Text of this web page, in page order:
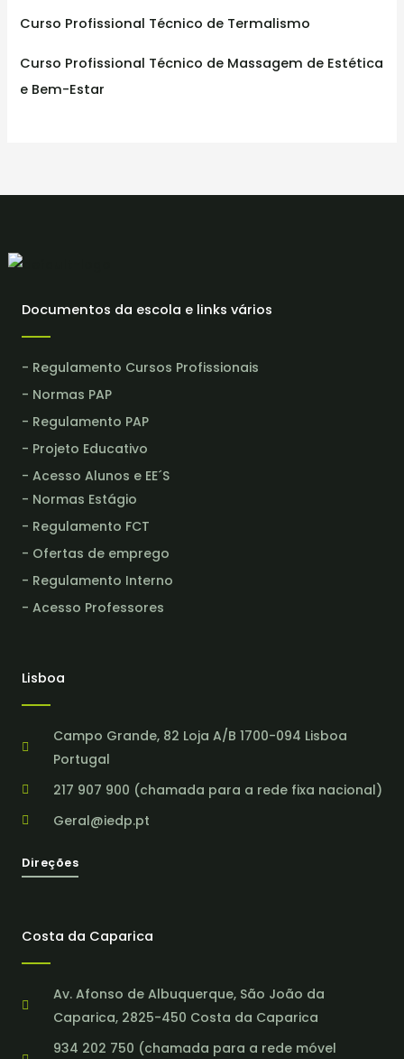
Curso Profissional Técnico de Termalismo
Curso Profissional Técnico de Massagem de Estética
e Bem-Estar
Documentos da escola e links vários
- Regulamento Cursos Profissionais
- Normas PAP
- Regulamento PAP
- Projeto Educativo
- Acesso Alunos e EE´S
- Normas Estágio
- Regulamento FCT
- Ofertas de emprego
- Regulamento Interno
- Acesso Professores
Lisboa
Campo Grande, 82 Loja A/B 1700-094 Lisboa
Portugal
217 907 900 (chamada para a rede fixa nacional)
Geral@iedp.pt
Direções
Costa da Caparica
Av. Afonso de Albuquerque, São João da
Caparica, 2825-450 Costa da Caparica
934 202 750 (chamada para a rede móvel